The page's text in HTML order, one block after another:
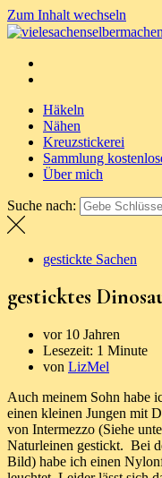
Zum Inhalt wechseln
Häkeln
Nähen
Kreuzstickerei
Sammlung
Über mich
Suche nach:
gestickte Sachen
gesticktes
vor 10 Jahren
Lesezeit: 1 Minute
von LizMel
Auch meinem Sohn habe
einen kleinen Jungen mit
von Intermezzo (Siehe
Naturleinen gestickt. Bei
Bild) habe ich einen